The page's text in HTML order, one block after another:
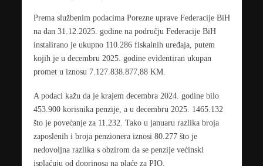
Prema službenim podacima Porezne uprave Federacije BiH
na dan 31.12.2025. godine na području Federacije BiH
instalirano je ukupno 110.286 fiskalnih uređaja, putem
kojih je u decembru 2025. godine evidentiran ukupan
promet u iznosu 7.127.838.877,88 KM.
A podaci kažu da je krajem decembra 2024. godine bilo
453.900 korisnika penzije, a u decembru 2025. 1465.132
što je povećanje za 11.232. Tako u januaru razlika broja
zaposlenih i broja penzionera iznosi 80.277 što je
nedovoljna razlika s obzirom da se penzije većinski
isplaćuju od doprinosa na plaće za PIO.